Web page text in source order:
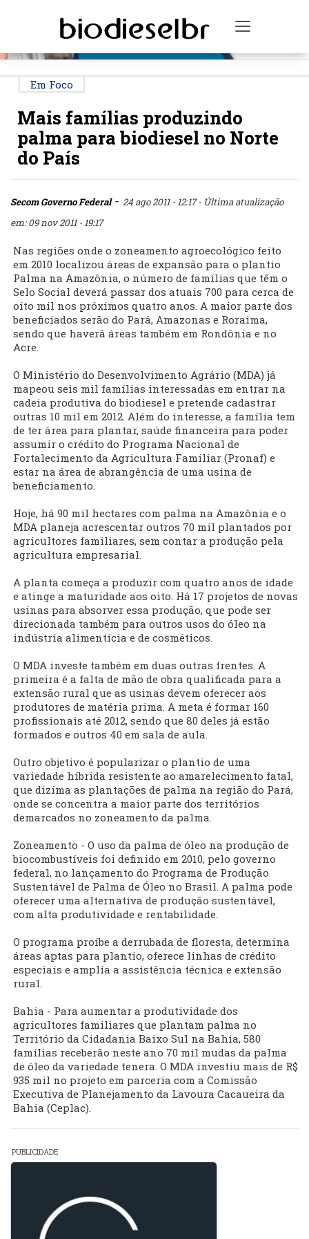
Toggle
Em Foco
Mais famílias produzindo
palma para biodiesel no Norte
do País
Secom Governo Federal- 24 ago 2011 - 12:17- Última atualização
em: 09 nov 2011 - 19:17
Nas regiões onde o zoneamento agroecológico feito
em 2010 localizou áreas de expansão para o plantio
Palma na Amazônia, o número de famílias que têm o
Selo Social deverá passar dos atuais 700 para cerca de
oito mil nos próximos quatro anos. A maior parte dos
beneficiados serão do Pará, Amazonas e Roraima,
sendo que haverá áreas também em Rondônia e no
Acre.
O Ministério do Desenvolvimento Agrário (MDA) já
mapeou seis mil famílias interessadas em entrar na
cadeia produtiva do biodiesel e pretende cadastrar
outras 10 mil em 2012. Além do interesse, a família tem
de ter área para plantar, saúde financeira para poder
assumir o crédito do Programa Nacional de
Fortalecimento da Agricultura Familiar (Pronaf) e
estar na área de abrangência de uma usina de
beneficiamento.
Hoje, há 90 mil hectares com palma na Amazônia e o
MDA planeja acrescentar outros 70 mil plantados por
agricultores familiares, sem contar a produção pela
agricultura empresarial.
A planta começa a produzir com quatro anos de idade
e atinge a maturidade aos oito. Há 17 projetos de novas
usinas para absorver essa produção, que pode ser
direcionada também para outros usos do óleo na
indústria alimentícia e de cosméticos.
O MDA investe também em duas outras frentes. A
primeira é a falta de mão de obra qualificada para a
extensão rural que as usinas devem oferecer aos
produtores de matéria prima. A meta é formar 160
profissionais até 2012, sendo que 80 deles já estão
formados e outros 40 em sala de aula.
Outro objetivo é popularizar o plantio de uma
variedade híbrida resistente ao amarelecimento fatal,
que dizima as plantações de palma na região do Pará,
onde se concentra a maior parte dos territórios
demarcados no zoneamento da palma.
Zoneamento - O uso da palma de óleo na produção de
biocombustíveis foi definido em 2010, pelo governo
federal, no lançamento do Programa de Produção
Sustentável de Palma de Óleo no Brasil. A palma pode
oferecer uma alternativa de produção sustentável,
com alta produtividade e rentabilidade.
O programa proíbe a derrubada de floresta, determina
áreas aptas para plantio, oferece linhas de crédito
especiais e amplia a assistência técnica e extensão
rural.
Bahia - Para aumentar a produtividade dos
agricultores familiares que plantam palma no
Território da Cidadania Baixo Sul na Bahia, 580
famílias receberão neste ano 70 mil mudas da palma
de óleo da variedade tenera. O MDA investiu mais de R$
935 mil no projeto em parceria com a Comissão
Executiva de Planejamento da Lavoura Cacaueira da
Bahia (Ceplac).
PUBLICIDADE